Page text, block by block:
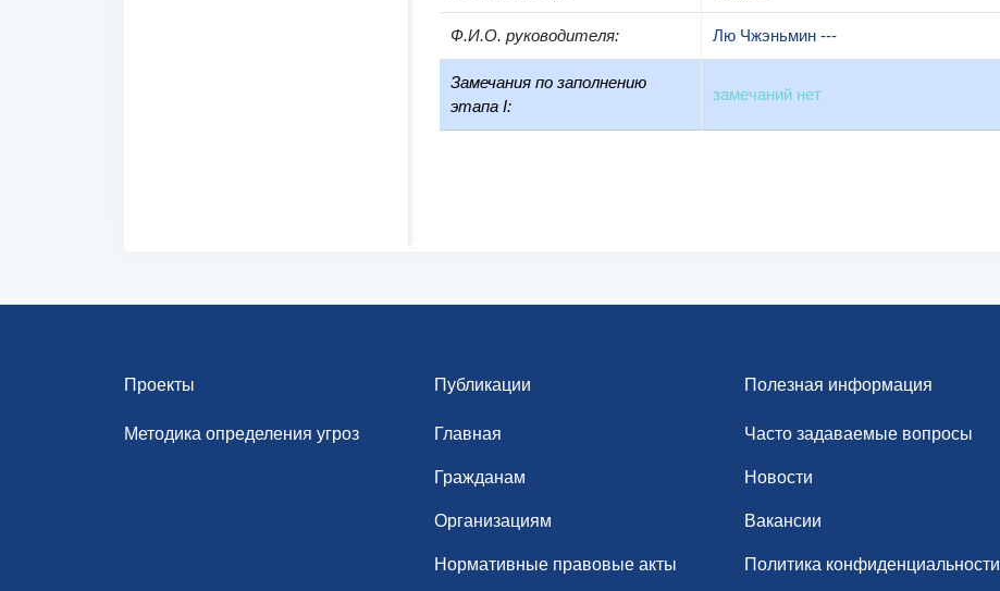
Ф.И.О. руководителя: Лю Чжэньмин ---
Замечания по заполнению
этапа I:
замечаний нет
Проекты
Методика определения угроз
Публикации
Главная
Гражданам
Организациям
Нормативные правовые акты
Полезная информация
Часто задаваемые вопросы
Новости
Вакансии
Политика конфиденциальности